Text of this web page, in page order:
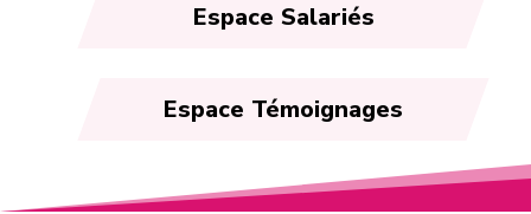
Espace Salariés
Espace Témoignages